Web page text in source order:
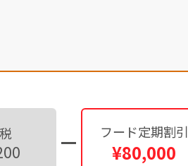
フード定期割引
¥80,000